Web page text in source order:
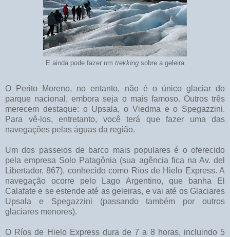
E ainda pode fazer um trekking sobre a geleira
O Perito Moreno, no entanto, não é o único glaciar do
parque nacional, embora seja o mais famoso. Outros três
merecem destaque: o Upsala, o Viedma e o Spegazzini.
Para vê-los, entretanto, você terá que fazer uma das
navegações pelas águas da região.
Um dos passeios de barco mais populares é o oferecido
pela empresa Solo Patagônia (sua agência fica na Av. del
Libertador, 867), conhecido como Ríos de Hielo Express. A
navegação ocorre pelo Lago Argentino, que banha El
Calafate e se estende até as geleiras, e vai até os Glaciares
Upsala e Spegazzini (passando também por outros
glaciares menores).
O Ríos de Hielo Express dura de 7 a 8 horas, incluindo 5